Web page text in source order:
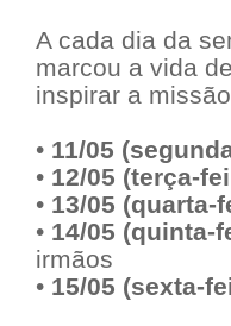
A cada dia da
marcou a vida
inspirar a
• 11/05
• 12/05 (terça-
• 13/05 (quarta-
• 14/05 (quinta-
irmãos
• 15/05 (sexta-